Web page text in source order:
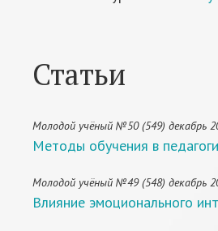
Статьи
Молодой учёный №50 (549) декабрь
Методы обучения в
Молодой учёный №49 (548) декабрь
Влияние эмоционального